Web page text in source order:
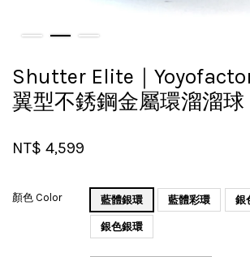
Shutter Elite｜
翼型不銹鋼金屬環溜溜球
NT$ 4,599
顏色 Color 藍體銀環 藍體彩環 銀
銀色銀環